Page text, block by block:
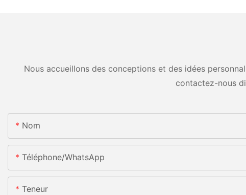
Nous accueillons des conceptions et des idées
contactez-nous
Nom
Téléphone/WhatsApp
Teneur